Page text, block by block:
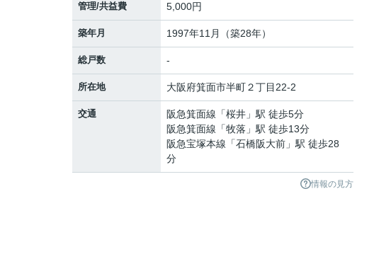
管理/共益費 5,000円
築年月 1997年11月（築28年）
総戸数 -
所在地 大阪府箕面市半町２丁目22-2
交通 阪急箕面線 「桜井 」駅 徒歩5分
阪急箕面線 「牧落 」駅 徒歩13分
阪急宝塚本線 「石橋阪大前 」駅 徒歩28
分
情報の見方